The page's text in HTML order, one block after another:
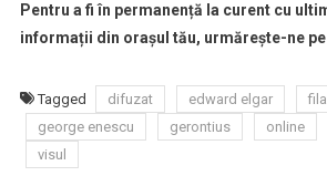
Pentru a fi în permanență la curent cu
informații din orașul tău, urmărește-ne pe
Tagged difuzat edward elgar
george enescu
gerontius online
visul